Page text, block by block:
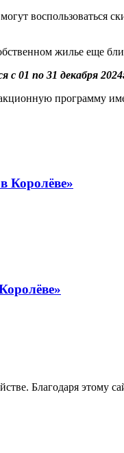
воспользоваться
жилье еще
01 по 31 декабря
программу
Королёве»
Благодаря этому